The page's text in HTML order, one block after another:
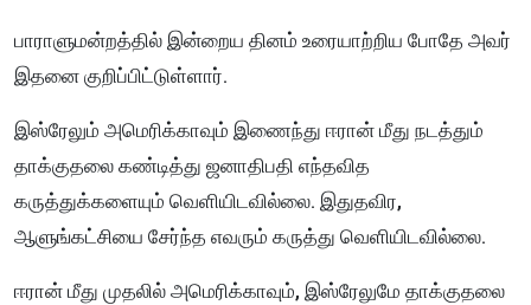
பாராளுமன்றத்தில் இன்றைய தினம் உரையாற்றிய போதே அவர்
இதனை குறிப்பிட்டுள்ளார்.
இஸ்ரேலும் அமெரிக்காவும் இணைந்து ஈரான் மீது நடத்தும்
தாக்குதலை கண்டித்து ஜனாதிபதி எந்தவித
கருத்துக்களையும் வெளியிடவில்லை. இதுதவிர,
ஆளுங்கட்சியை சேர்ந்த எவரும் கருத்து வெளியிடவில்லை.
ஈரான் மீது முதலில் அமெரிக்காவும், இஸ்ரேலுமே தாக்குதலை